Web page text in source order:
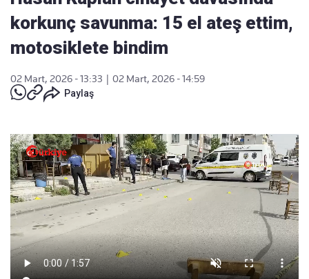
korkunç savunma: 15 el ateş ettim,
motosiklete bindim
02 Mart, 2026 - 13:33
02 Mart, 2026 - 14:59
Paylaş